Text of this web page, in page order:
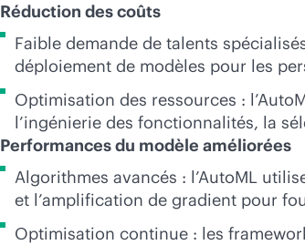
Réduction des coûts
Faible demande de talents
déploiement de modèles pour les
Optimisation des ressources :
l’ingénierie des fonctionnalités, la
Performances du modèle améliorées
Algorithmes avancés : l’AutoML
et l’amplification de gradient pour
Optimisation continue : les